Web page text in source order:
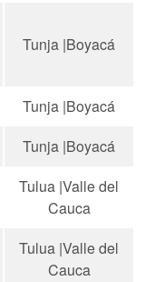
Tunja |Boyacá
Tunja |Boyacá
Tunja |Boyacá
Tulua |Valle del
Cauca
Tulua |Valle del
Cauca